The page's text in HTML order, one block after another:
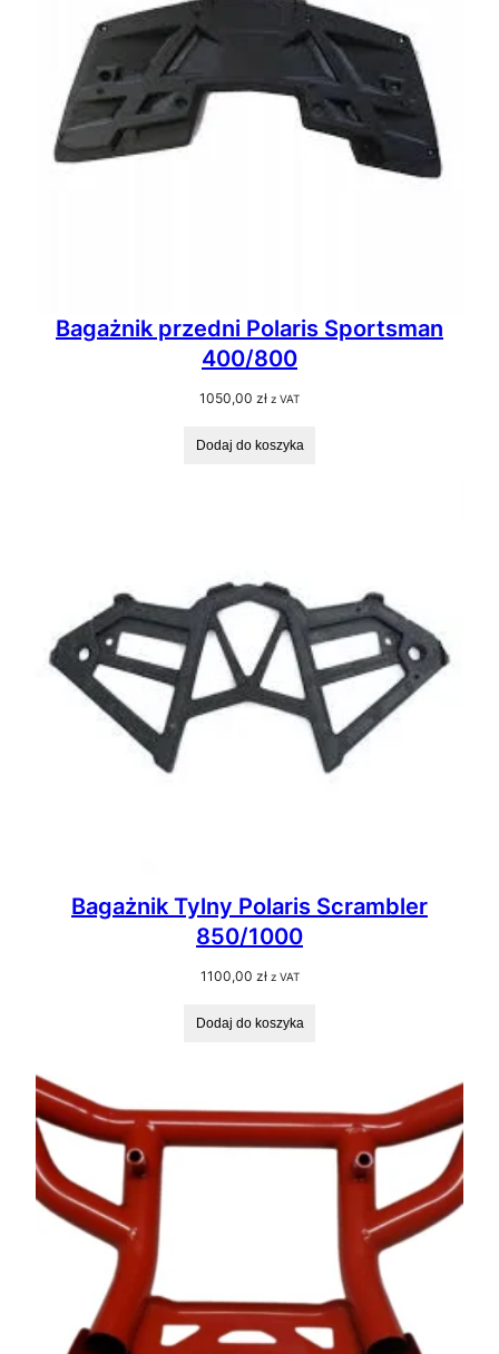
Bagażnik przedni Polaris Sportsman
400/800
1050,00 zł z VAT
Dodaj do koszyka
Bagażnik Tylny Polaris Scrambler
850/1000
1100,00 zł z VAT
Dodaj do koszyka